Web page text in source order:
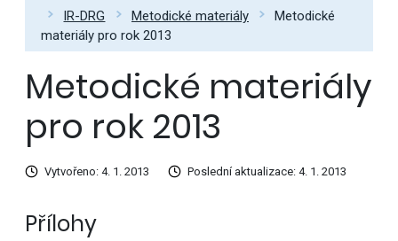
IR-DRG
Metodické materiály
Metodické
materiály pro rok 2013
Metodické materiály
pro rok 2013
Vytvořeno: 4. 1. 2013 Poslední aktualizace: 4. 1. 2013
Přílohy